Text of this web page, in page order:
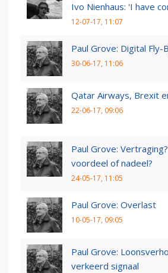
Ivo Nienhaus: 'I have
12-07-17, 11:07
Paul Grove: Digital Fly-
30-06-17, 11:06
Qatar Airways, Brexit
22-06-17, 09:06
Paul Grove:
voordeel of nadeel?
24-05-17, 11:05
Paul Grove: Overlast
10-05-17, 09:05
Paul Grove:
verkeerd signaal